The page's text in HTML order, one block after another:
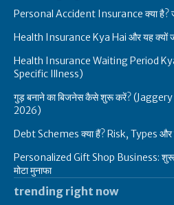
Personal Accident Insurance क्या है?
Health Insurance Kya Hai और यह क्यों
Health Insurance Waiting Period
Specific Illness)
गुड़ बनाने का बिजनेस कैसे शुरू करें?
2026)
Debt Schemes क्या हैं? Risk, Types और
Personalized Gift Shop Business: शुरू
मोटा मुनाफा
trending right now